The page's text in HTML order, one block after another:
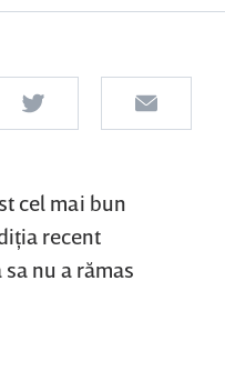
cel mai bun
recent
nu a rămas